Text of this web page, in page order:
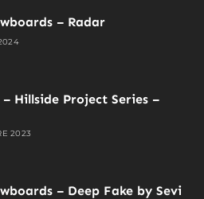
– Radar
– Hillside Project Series –
2023
– Deep Fake by Sevi